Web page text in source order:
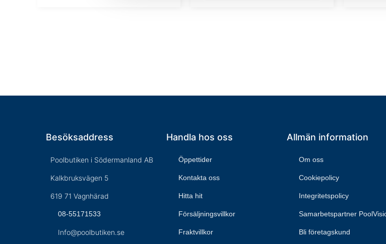
Besöksaddress
Poolbutiken i Södermanland AB
Kalkbruksvägen 5
619 71 Vagnhärad
08-55171533
Info@poolbutiken.se
Handla hos oss
Öppettider
Kontakta oss
Hitta hit
Försäljningsvillkor
Fraktvillkor
Allmän information
Om oss
Cookiepolicy
Integritetspolicy
Samarbetspartner
Bli företagskund